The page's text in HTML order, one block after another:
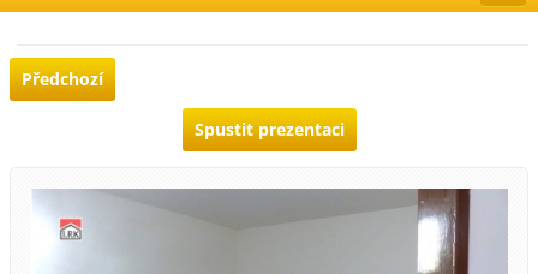
Předchozí
Spustit prezentaci